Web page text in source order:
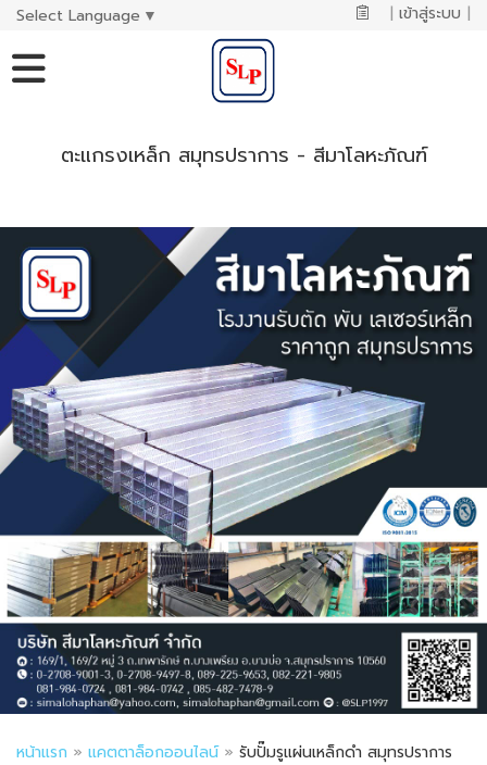
Select Language ▼ | เข้าสู่ระบบ |
ตะแกรงเหล็ก สมุทรปราการ - สีมาโลหะภัณฑ์
หน้าแรก » แคตตาล็อกออนไลน์ » รับปั๊มรูแผ่นเหล็กดำ สมุทรปราการ